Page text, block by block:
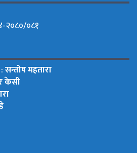
२०८०/०८१
सन्तोष महतारा
केसी